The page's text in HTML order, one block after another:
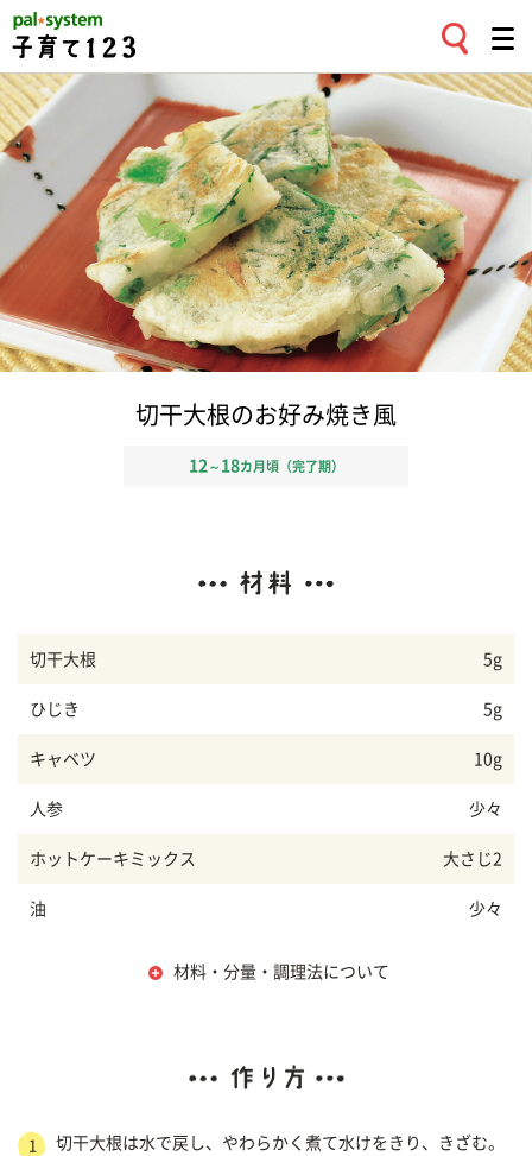
切干大根のお好み焼き風
12 ～ 18カ月頃（完了期）
切干大根 5g
ひじき 5g
キャベツ 10g
人参 少々
ホットケーキミックス 大さじ2
油 少々
材料・分量・調理法について
1 切干大根は水で戻し、やわらかく煮て水けをきり、きざむ。